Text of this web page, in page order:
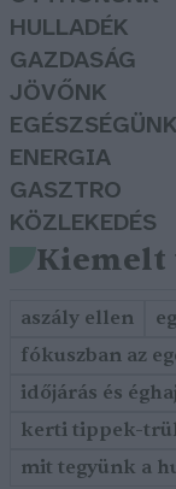
HULLADÉK
GAZDASÁG
JÖVŐNK
EGÉSZSÉGÜNK
ENERGIA
GASZTRO
KÖZLEKEDÉS
Kiemelt
aszály ellen
fókuszban az
időjárás és
kerti tippek-
mit tegyünk a